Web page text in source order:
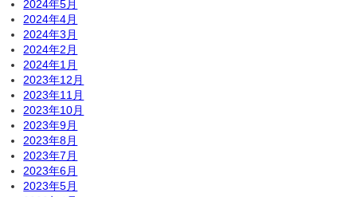
2024年5月
2024年4月
2024年3月
2024年2月
2024年1月
2023年12月
2023年11月
2023年10月
2023年9月
2023年8月
2023年7月
2023年6月
2023年5月